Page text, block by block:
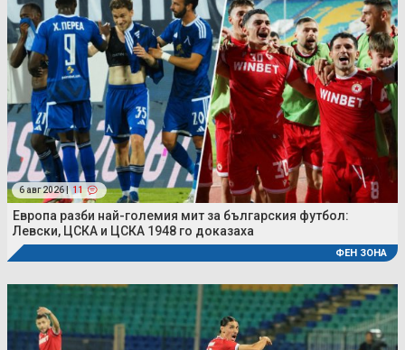
6 авг 2026 | 11
Европа разби най-големия мит за българския футбол:
Левски, ЦСКА и ЦСКА 1948 го доказаха
ФЕН ЗОНА